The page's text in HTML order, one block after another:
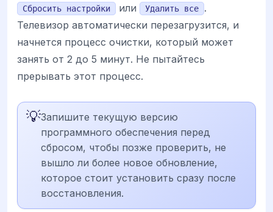
Сбросить настройки или Удалить все
.
Телевизор автоматически перезагрузится, и
начнется процесс очистки, который может
занять от 2 до 5 минут. Не пытайтесь
прерывать этот процесс.
💡Запишите текущую версию
программного обеспечения перед
сбросом, чтобы позже проверить, не
вышло ли более новое обновление,
которое стоит установить сразу после
восстановления.